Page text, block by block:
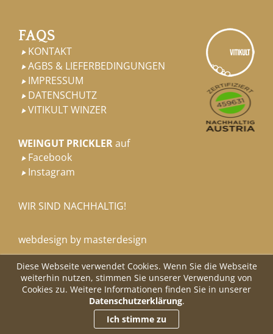
FAQS
 KONTAKT
 AGBS & LIEFERBEDINGUNGEN
 IMPRESSUM
 DATENSCHUTZ
 VITIKULT WINZER
WEINGUT PRICKLERauf
 Facebook
 Instagram
WIR SIND NACHHALTIG!
webdesign by masterdesign
Diese Webseite verwendet Cookies. Wenn Sie die Webseite
weiterhin nutzen, stimmen Sie unserer Verwendung von
Cookies zu. Weitere Informationen finden Sie in unserer
Datenschutzerklärung.
Ich stimme zu